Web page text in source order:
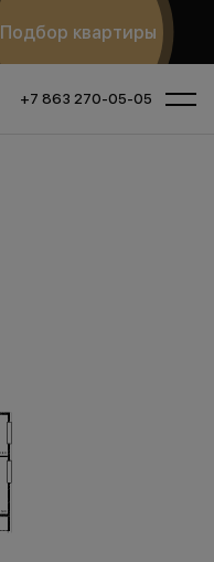
Подбор квартиры
+7 863 270-05-05